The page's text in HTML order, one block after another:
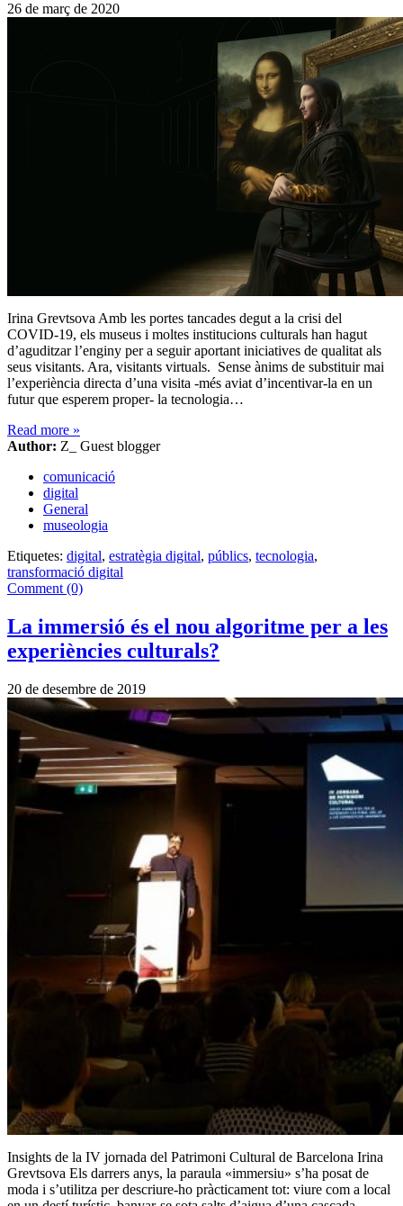
26 de març de 2020
Irina Grevtsova Amb les portes tancades degut a la crisi del
COVID-19, els museus i moltes institucions culturals han hagut
d’aguditzar l’enginy per a seguir aportant iniciatives de qualitat als
seus visitants. Ara, visitants virtuals. Sense ànims de substituir mai
l’experiència directa d’una visita -més aviat d’incentivar-la en un
futur que esperem proper- la tecnologia…
Read more »
Author: Z_ Guest blogger
comunicació
digital
General
museologia
Etiquetes: digital, estratègia digital, públics, tecnologia,
transformació digital
Comment (0)
La immersió és el nou algoritme per a les
experiències culturals?
20 de desembre de 2019
Insights de la IV jornada del Patrimoni Cultural de Barcelona Irina
Grevtsova Els darrers anys, la paraula «immersiu» s’ha posat de
moda i s’utilitza per descriure-ho pràcticament tot: viure com a local